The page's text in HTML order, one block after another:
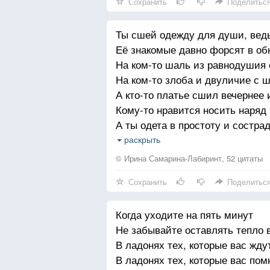
Ты сшей одежду для души,
Её знакомые давно форсят в
На ком-то шаль из равнодушия
На ком-то злоба и двуличие с
А кто-то платье сшил вечернее
Кому-то нравится носить
А ты одета в простоту и
Они не в моде и остались без
Ты в детстве платье из доверия
Оно теперь трещит по швам и
Но зло и зависть для души не
Зачем пытаться не свою носить
Взамен сомнениям примерь к
Наряд из сплетен, как костюм
Фальшивых масок на душе
раскрыть
© Ирина Самарина-Лабиринт, 52 цитаты
Сохранить Поделиться
Когда уходите на пять минут
Не забывайте оставлять тепло
В ладонях тех, которые вас
В ладонях тех, которые вас